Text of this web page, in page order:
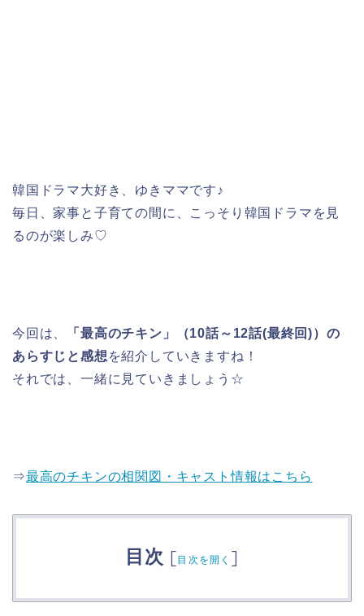
韓国ドラマ大好き、ゆきママです♪
毎日、家事と子育ての間に、こっそり韓国ドラマを見
るのが楽しみ♡
今回は、
「最高のチキン」（10話～12話(最終回)）の
あらすじと感想 を紹介していきますね！
それでは、一緒に見ていきましょう☆
⇒最高のチキンの相関図・キャスト情報はこちら
目次 [目次を開く ]